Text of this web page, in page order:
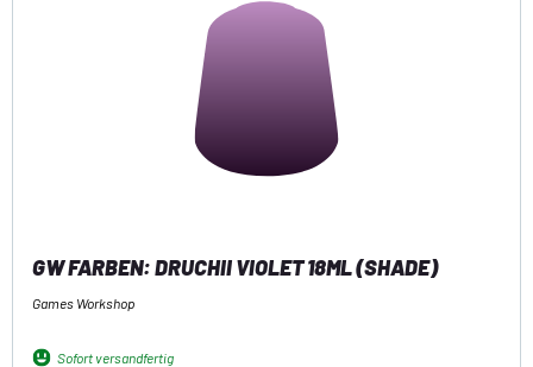
GW FARBEN: DRUCHII VIOLET 18ML (SHADE)
Games Workshop
Sofort versandfertig